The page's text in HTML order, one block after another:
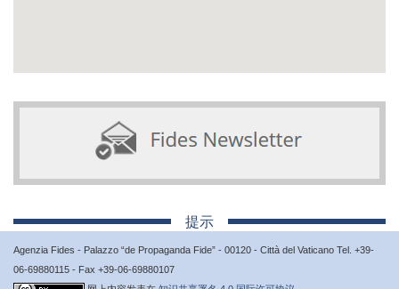
提示
Agenzia Fides - Palazzo “de Propaganda Fide” - 00120 - Città del Vaticano Tel. +39-
06-69880115 - Fax +39-06-69880107